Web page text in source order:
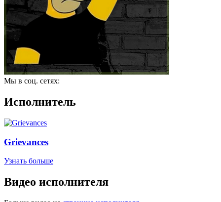
Мы в соц. сетях:
Исполнитель
Grievances
Узнать больше
Видео исполнителя